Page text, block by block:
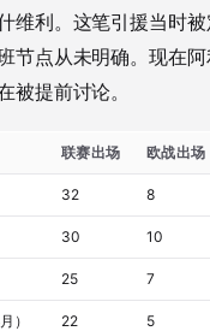
维利。这笔引援当时
节点从未明确。现在阿
被提前讨论。
联赛出场 欧战出场
32 8
30 10
25 7
） 22 5